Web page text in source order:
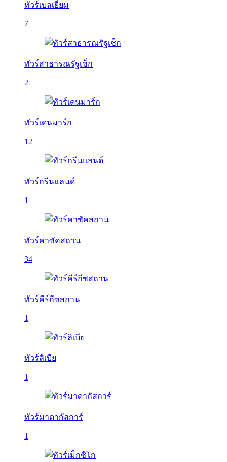
ทัวร์เบลเยี่ยม
7
ทัวร์สาธารณรัฐเช็ก
2
ทัวร์เดนมาร์ก
12
ทัวร์กรีนแลนด์
1
ทัวร์คาซัคสถาน
34
ทัวร์คีร์กีซสถาน
1
ทัวร์ลิเบีย
1
ทัวร์มาดากัสการ์
1